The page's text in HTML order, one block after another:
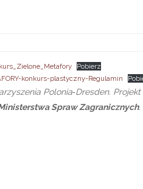
Pobierz
konkurs-plastyczny-Regulamin
Polonia‑Dresden.
Spraw Zagranicznych.